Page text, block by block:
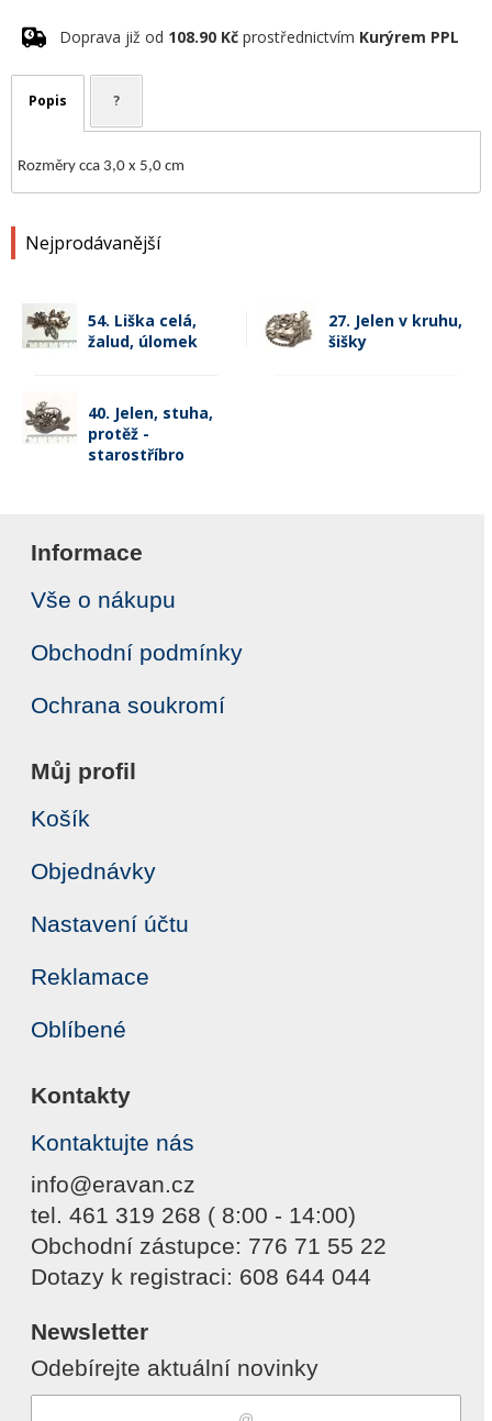
Nejprodávanější
54. Liška celá,
žalud, úlomek
27. Jelen v kruhu,
šišky
40. Jelen, stuha,
protěž -
starostříbro
Doprava již od 108.90 Kč prostřednictvím Kurýrem PPL
Popis ?
Rozměry cca 3,0 x 5,0 cm
Informace
Vše o nákupu
Obchodní podmínky
Ochrana soukromí
Můj profil
Košík
Objednávky
Nastavení účtu
Reklamace
Oblíbené
Kontakty
Kontaktujte nás
info@eravan.cz
tel. 461 319 268 ( 8:00 - 14:00)
Obchodní zástupce: 776 71 55 22
Dotazy k registraci: 608 644 044
Newsletter
Odebírejte aktuální novinky